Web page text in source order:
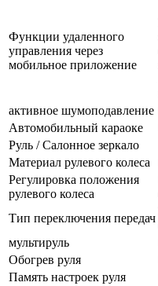
Функции удаленного
управления через
мобильное приложение
активное шумоподавление
Автомобильный караоке
Руль / Салонное зеркало
Материал рулевого колеса
Регулировка положения
рулевого колеса
Тип переключения передач
мультируль
Обогрев руля
Память настроек руля